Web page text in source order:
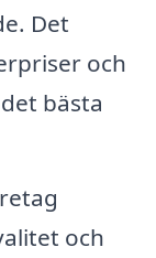
Det
och
bästa
och